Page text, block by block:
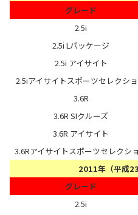
グレード
2.5i
2.5i Lパッケージ
2.5i アイサイト
2.5iアイサイトスポーツセレクシ
3.6R
3.6R SIクルーズ
3.6R アイサイト
3.6Rアイサイトスポーツセレクシ
2011年（平成
グレード
2.5i